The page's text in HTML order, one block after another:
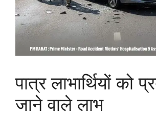
पात्र लाभार्थियों को
जाने वाले लाभ